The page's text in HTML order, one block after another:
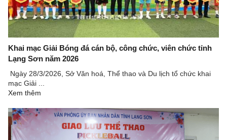
Khai mạc Giải Bóng đá cán bộ, công chức, viên chức tỉnh
Lạng Sơn năm 2026
Ngày 28/3/2026, Sở Văn hoá, Thể thao và Du lịch tổ chức khai
mạc Giải ...
Xem thêm